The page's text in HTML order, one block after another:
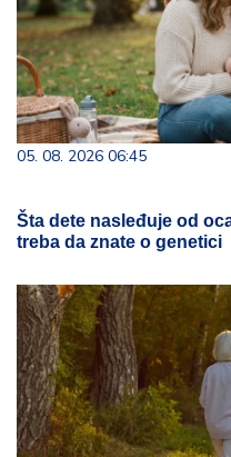
05. 08. 2026 06:45
Šta dete nasleđuje od
treba da znate o genetici